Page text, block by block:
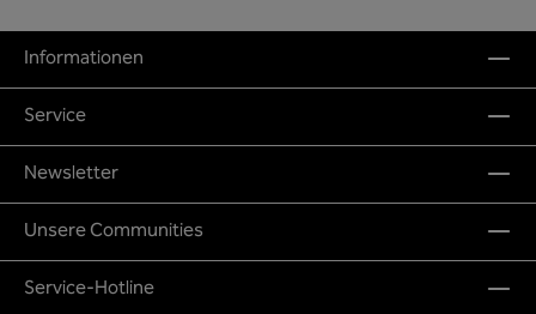
Informationen
Service
Newsletter
Unsere Communities
Service-Hotline